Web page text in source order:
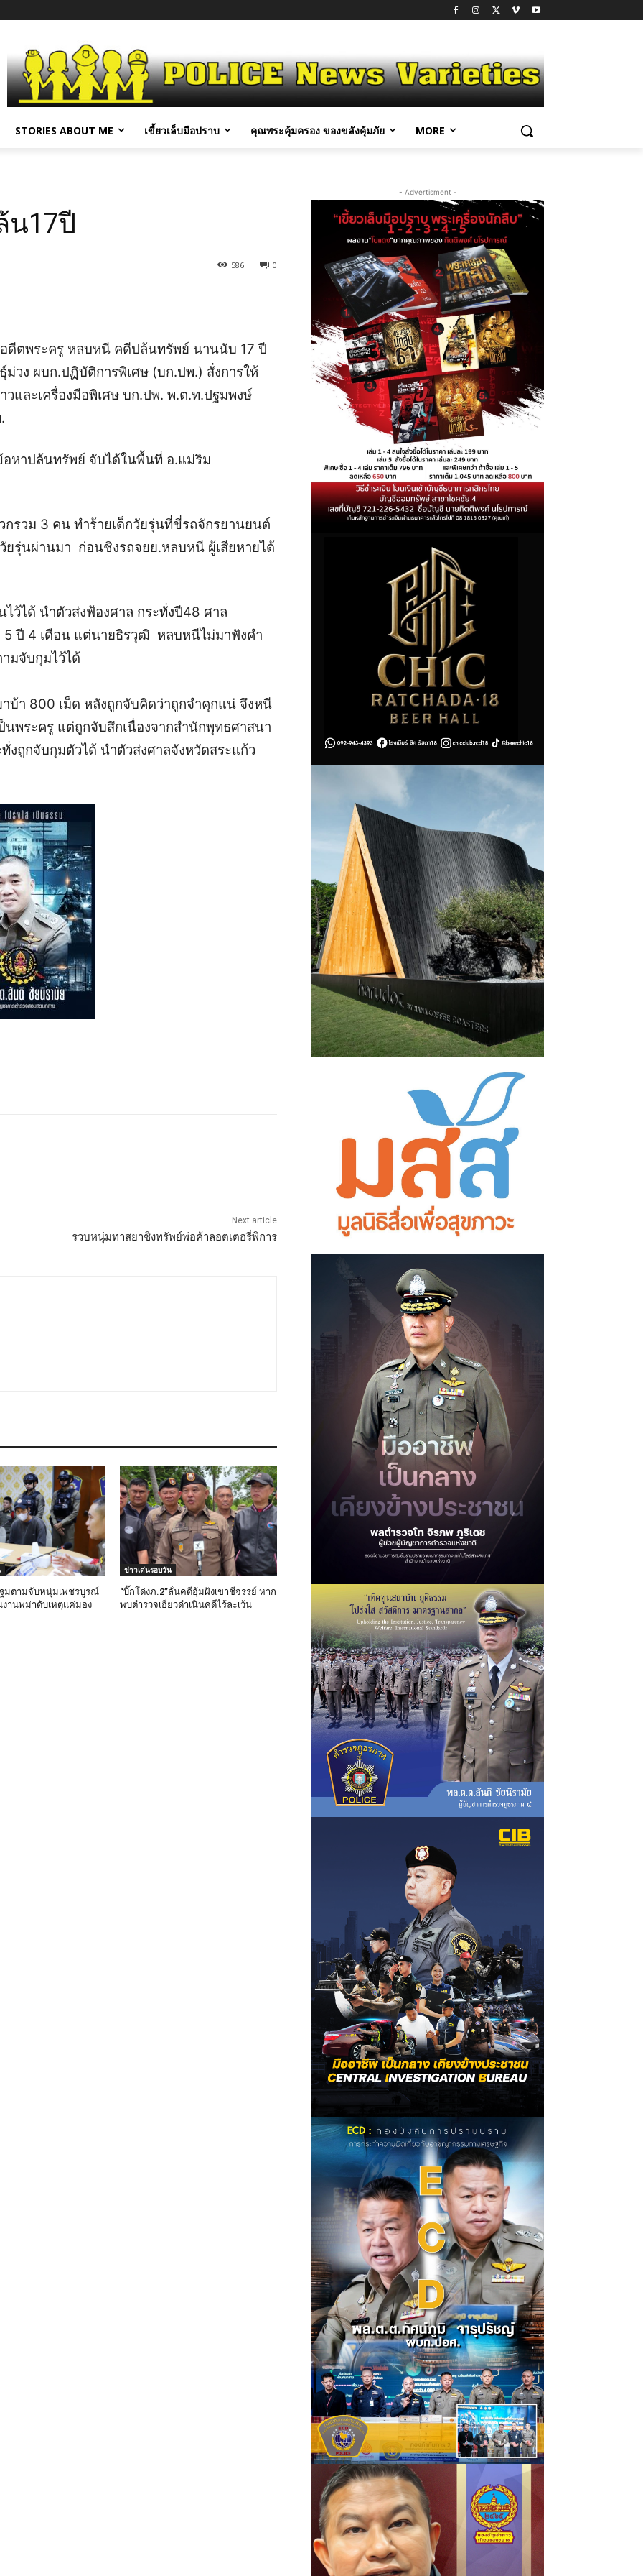
STORIES ABOUT ME เขี้ยวเล็บมือปราบ คุณพระคุ้มครอง ของขลังคุ้มภัย MORE
17ปี
0
586
ดีตพระครู หลบหนี คดีปล้นทรัพย์ นานนับ 17 ปี
วง ผบก.ปฏิบัติการพิเศษ (บก.ปพ.) สั่งการให้
และเครื่องมือพิเศษ บก.ปพ. พ.ต.ท.ปฐมพงษ์
หาปล้นทรัพย์ จับได้ในพื้นที่ อ.แม่ริม
รวม 3 คน ทำร้ายเด็กวัยรุ่นที่ขี่รถจักรยานยนต์
รุ่นผ่านมา ก่อนชิงรถจยย.หลบหนี ผู้เสียหายได้
ว้ได้ นำตัวส่งฟ้องศาล กระทั่งปี48 ศาล
ปี 4 เดือน แต่นายธิรวุฒิ หลบหนีไม่มาฟังคำ
มจับกุมไว้ได้
บ้า 800 เม็ด หลังถูกจับคิดว่าถูกจำคุกแน่ จึงหนี
นพระครู แต่ถูกจับสึกเนื่องจากสำนักพุทธศาสนา
ถูกจับกุมตัวได้ นำตัวส่งศาลจังหวัดสระแก้ว
Next article
รวบหนุ่มทาสยาชิงทรัพย์พ่อค้าลอตเตอรี่พิการ
มตามจับหนุ่มเพชรบูรณ์
านพม่าดับเหตุแค่มอง
ข่าวเด่นรอบวัน
“บิ๊กโด่งภ.2”ลั่นคดีอุ้มฝังเขาชีจรรย์ หาก
พบตำรวจเอี่ยวดำเนินคดีไร้ละเว้น
- Advertisment -